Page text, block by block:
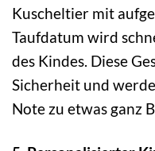
Kuscheltier mit
Taufdatum wird
des Kindes. Diese
Sicherheit und
Note zu etwas ganz